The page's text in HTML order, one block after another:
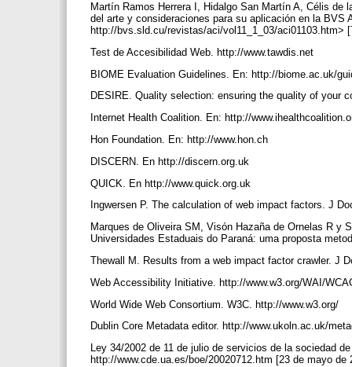
Martín Ramos Herrera I, Hidalgo San Martín A, Célis
del arte y consideraciones para su aplicación en la BVS
http://bvs.sld.cu/revistas/aci/vol11_1_03/aci01103.htm>
Test de Accesibilidad Web. http://www.tawdis.net
BIOME Evaluation Guidelines. En: http://biome.ac.uk/
DESIRE. Quality selection: ensuring the quality of your
Internet Health Coalition. En: http://
Hon Foundation. En: http://www.hon.ch
DISCERN. En http://discern.org.uk
QUICK. En http://www.quick.org.uk
Ingwersen P. The calculation of web impact factors. J
Marques de Oliveira SM, Visón Hazaña de Ornelas R y
Universidades Estaduais do Paraná: uma proposta
Thewall M. Results from a web impact factor crawler. J
Web Accessibility Initiative. http://www.w3.org/WAI/
World Wide Web Consortium. W3C. http://www.w3.org/
Dublin Core Metadata editor. http://www.ukoln.ac.uk/
Ley 34/2002 de 11 de julio de servicios de la sociedad
http://www.cde.ua.es/boe/20020712.htm [23 de mayo de